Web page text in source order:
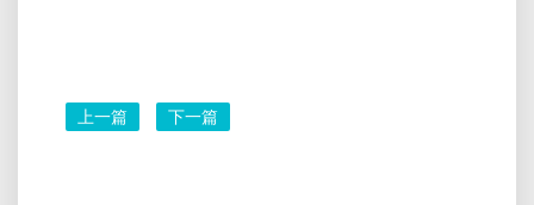
上一篇 下一篇